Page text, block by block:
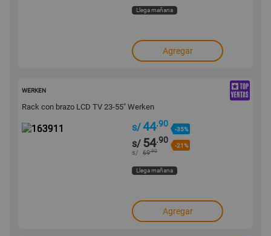
Llega mañana
Agregar
WERKEN
Rack con brazo LCD TV 23-55" Werken
s/44.90
-35%
s/ 54.90
-21%
s/ 69.90
Llega mañana
Agregar